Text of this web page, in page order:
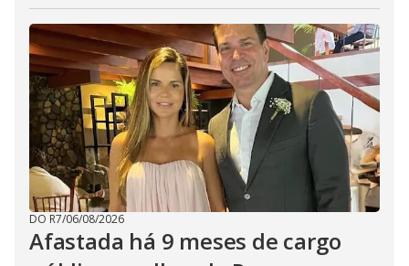
DO R7/06/08/2026
Afastada há 9 meses de cargo